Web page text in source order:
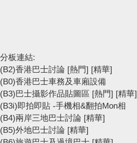
分板連結:
(B2)香港巴士討論 [熱門] [精華]
(B0)香港巴士車務及車廂設備
(B3)巴士攝影作品貼圖區 [熱門] [精華]
(B3i)即拍即貼 -手機相&翻拍Mon相
(B4)兩岸三地巴士討論 [精華]
(B5)外地巴士討論 [精華]